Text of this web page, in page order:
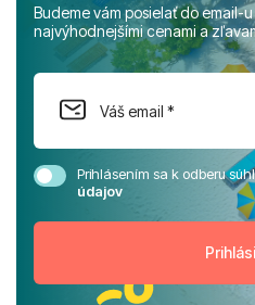
Budeme vám posielať do email-
najvýhodnejšími cenami a
Prihlásením sa k odberu
údajov